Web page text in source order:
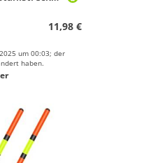
11,98 €
um 00:03; der
haben.